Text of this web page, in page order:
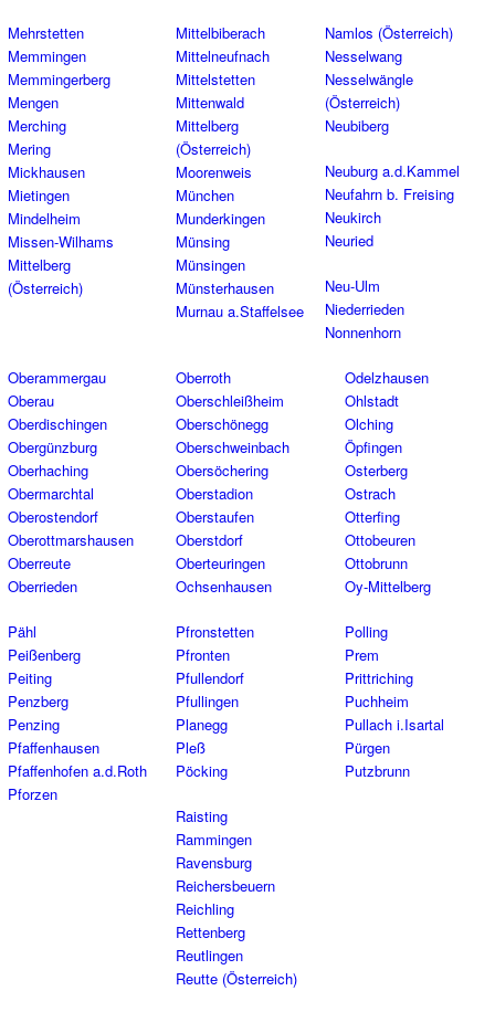
Mehrstetten
Memmingen
Memmingerberg
Mengen
Merching
Mering
Mickhausen
Mietingen
Mindelheim
Missen-Wilhams
Mittelberg
(Österreich)
Mittelbiberach
Mittelneufnach
Mittelstetten
Mittenwald
Mittelberg
(Österreich)
Moorenweis
München
Munderkingen
Münsing
Münsingen
Münsterhausen
Murnau a.Staffelsee
Namlos (Österreich)
Nesselwang
Nesselwängle
(Österreich)
Neubiberg
Neuburg a.d.Kammel
Neufahrn b. Freising
Neukirch
Neuried
Neu-Ulm
Niederrieden
Nonnenhorn
Oberammergau
Oberau
Oberdischingen
Obergünzburg
Oberhaching
Obermarchtal
Oberostendorf
Oberottmarshausen
Oberreute
Oberrieden
Oberroth
Oberschleißheim
Oberschönegg
Oberschweinbach
Obersöchering
Oberstadion
Oberstaufen
Oberstdorf
Oberteuringen
Ochsenhausen
Odelzhausen
Ohlstadt
Olching
Öpfingen
Osterberg
Ostrach
Otterfing
Ottobeuren
Ottobrunn
Oy-Mittelberg
Pähl
Peißenberg
Peiting
Penzberg
Penzing
Pfaffenhausen
Pfaffenhofen a.d.Roth
Pforzen
Pfronstetten
Pfronten
Pfullendorf
Pfullingen
Planegg
Pleß
Pöcking
Polling
Prem
Prittriching
Puchheim
Pullach i.Isartal
Pürgen
Putzbrunn
Raisting
Rammingen
Ravensburg
Reichersbeuern
Reichling
Rettenberg
Reutlingen
Reutte (Österreich)